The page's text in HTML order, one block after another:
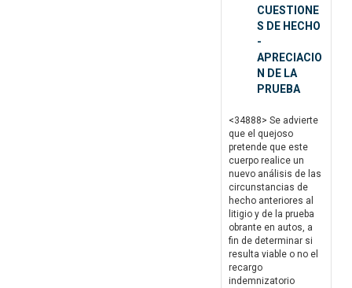
CUESTIONE
S DE HECHO
-
APRECIACIO
N DE LA
PRUEBA
<34888> Se advierte
que el quejoso
pretende que este
cuerpo realice un
nuevo análisis de las
circunstancias de
hecho anteriores al
litigio y de la prueba
obrante en autos, a
fin de determinar si
resulta viable o no el
recargo
indemnizatorio